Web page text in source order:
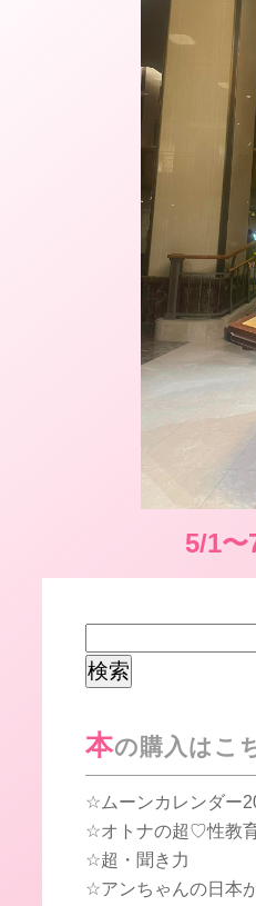
5/1
索:
本の購入はこ
ムーンカレンダー
オトナの超♡性教
超・聞き力
アンちゃんの日本